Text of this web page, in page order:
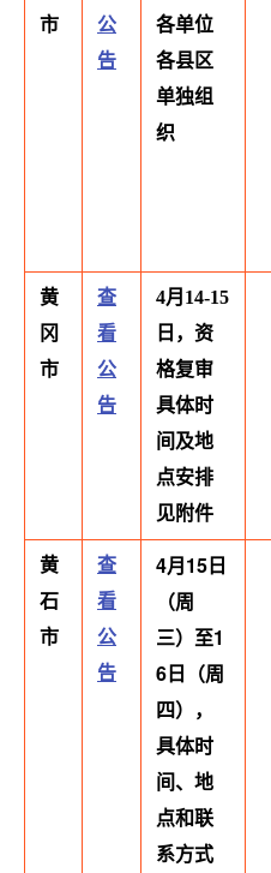
市
公
告
各单位
各县区
单独组
织
黄
冈
市
查
看
公
告
4月14-15
日 ，资
格复审
具体时
间及地
点安排
见附件
黄
石
市
查
看
公
告
4月15日
（周
三）至1
6日（周
四），
具体时
间、地
点和联
系方式